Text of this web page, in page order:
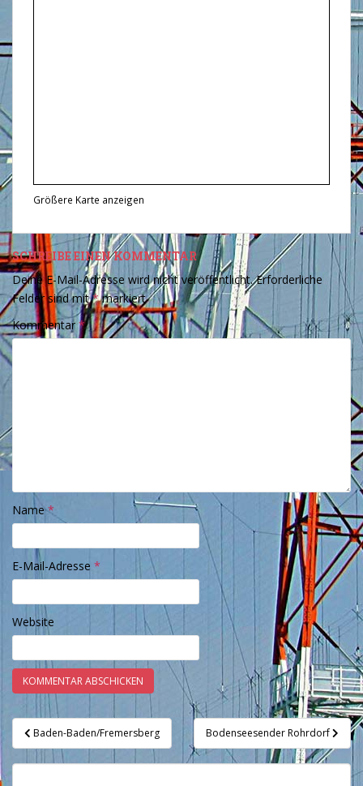
Größere Karte anzeigen
SCHREIBE EINEN KOMMENTAR
Deine E-Mail-Adresse wird nicht veröffentlicht. Erforderliche
Felder sind mit*markiert
Kommentar *
Name*
E-Mail-Adresse *
Website
Beitragsnavigation
Baden-Baden/Fremersberg Bodenseesender Rohrdorf